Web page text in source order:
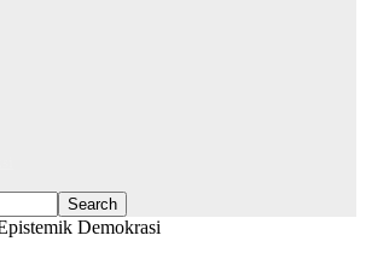
Demokrasi